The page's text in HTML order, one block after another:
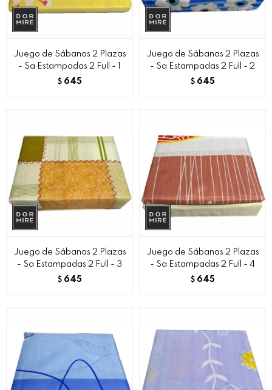
Juego de Sábanas 2 Plazas
- Sa Estampadas 2 Full - 1
$ 645
Juego de Sábanas 2 Plazas
- Sa Estampadas 2 Full - 2
$ 645
Juego de Sábanas 2 Plazas
- Sa Estampadas 2 Full - 3
$ 645
Juego de Sábanas 2 Plazas
- Sa Estampadas 2 Full - 4
$ 645